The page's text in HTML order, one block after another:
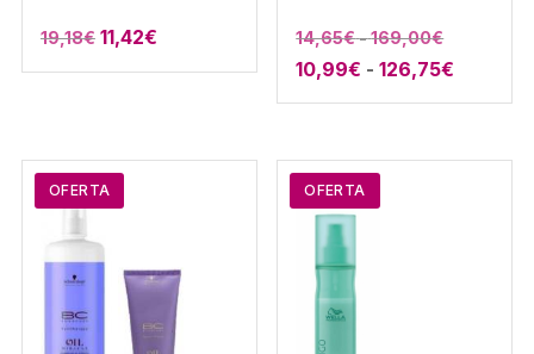
19,18€ El
precio
19,18€.
11,42€El
precio
11,42€.
14,65€-169,00€Rango
de
precios:
14,65€
10,99€ - 126,75€
de
desde
OFERTA OFERTA